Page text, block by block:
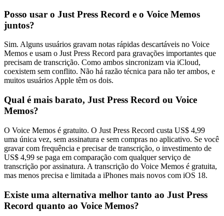
Posso usar o Just Press Record e o Voice Memos
juntos?
Sim. Alguns usuários gravam notas rápidas descartáveis no Voice
Memos e usam o Just Press Record para gravações importantes que
precisam de transcrição. Como ambos sincronizam via iCloud,
coexistem sem conflito. Não há razão técnica para não ter ambos, e
muitos usuários Apple têm os dois.
Qual é mais barato, Just Press Record ou Voice
Memos?
O Voice Memos é gratuito. O Just Press Record custa US$ 4,99
uma única vez, sem assinatura e sem compras no aplicativo. Se você
gravar com frequência e precisar de transcrição, o investimento de
US$ 4,99 se paga em comparação com qualquer serviço de
transcrição por assinatura. A transcrição do Voice Memos é gratuita,
mas menos precisa e limitada a iPhones mais novos com iOS 18.
Existe uma alternativa melhor tanto ao Just Press
Record quanto ao Voice Memos?